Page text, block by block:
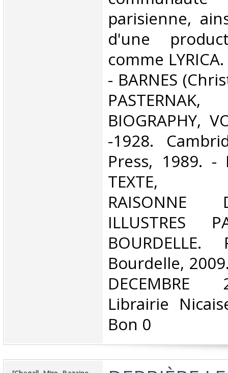
parisienne,
d'une
comme
- BARNES
BIOGRAPHY,
-1928.
Press, 1989. -
TEXTE,
RAISONNE
ILLUSTRES
Bourdelle,
Librairie
Bon 0‎